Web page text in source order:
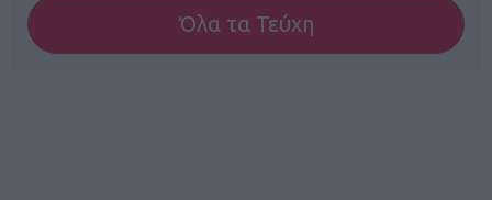
Όλα τα Τεύχη